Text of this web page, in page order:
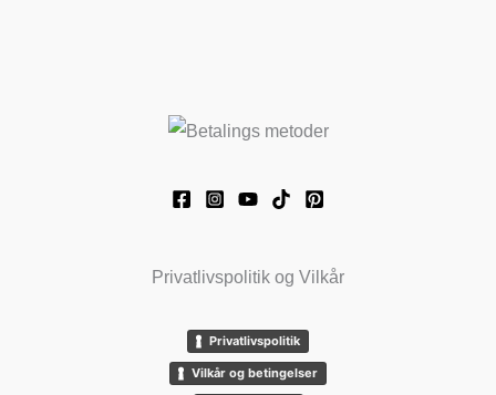
Privatlivspolitik og Vilkår
Privatlivspolitik
Vilkår og betingelser